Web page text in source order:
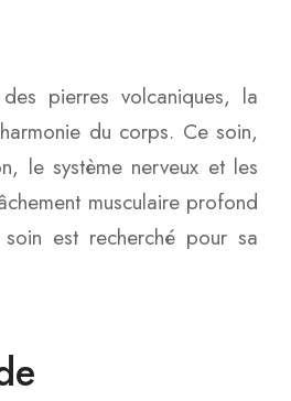
pierres volcaniques, la
du corps. Ce soin,
le système nerveux et les
musculaire profond
est recherché pour sa